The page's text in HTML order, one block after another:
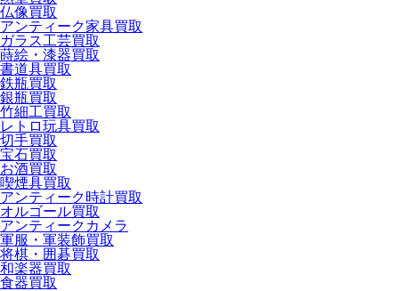
仏像買取
アンティーク家具買取
ガラス工芸買取
蒔絵・漆器買取
書道具買取
鉄瓶買取
銀瓶買取
竹細工買取
レトロ玩具買取
切手買取
宝石買取
お酒買取
喫煙具買取
アンティーク時計買取
オルゴール買取
アンティークカメラ
軍服・軍装飾買取
将棋・囲碁買取
和楽器買取
食器買取